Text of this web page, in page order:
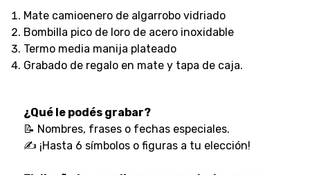
Mate camioenero de algarrobo vidriado
Bombilla pico de loro de acero inoxidable
Termo media manija plateado
Grabado de regalo en mate y tapa de caja.
¿Qué le podés grabar?
📝 Nombres, frases o fechas especiales.
✍️ ¡Hasta 6 símbolos o figuras a tu elección!